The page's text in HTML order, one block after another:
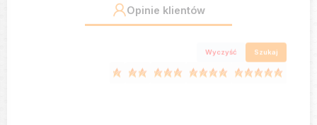
Opinie klientów
Wyczyść Szukaj